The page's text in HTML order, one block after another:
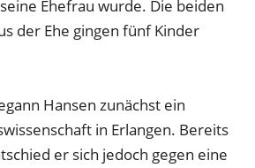
Ehefrau wurde. Die beiden
der Ehe gingen fünf Kinder
Hansen zunächst ein
in Erlangen. Bereits
er sich jedoch gegen eine